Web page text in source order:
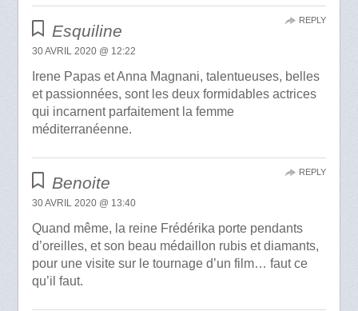
Esquiline
30 AVRIL 2020 @ 12:22
Irene Papas et Anna Magnani, talentueuses, belles
et passionnées, sont les deux formidables actrices
qui incarnent parfaitement la femme
méditerranéenne.
REPLY
Benoite
30 AVRIL 2020 @ 13:40
Quand même, la reine Frédérika porte pendants
d’oreilles, et son beau médaillon rubis et diamants,
pour une visite sur le tournage d’un film… faut ce
qu’il faut.
REPLY